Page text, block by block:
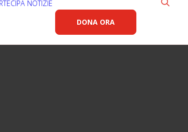
NOTIZIE
DONA ORA